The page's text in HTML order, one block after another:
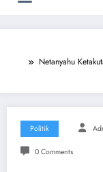
Netanyahu
Politik
0 Comments